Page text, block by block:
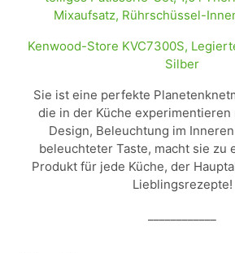
Kenwood-Store KVC7300S,
Silber
Sie ist eine perfekte
die in der Küche experimentieren
Design, Beleuchtung im
beleuchteter Taste, macht sie zu
Produkt für jede Küche, der
Lieblingsrezepte!